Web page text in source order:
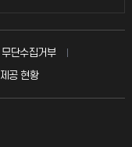
단수집거부
공 현황